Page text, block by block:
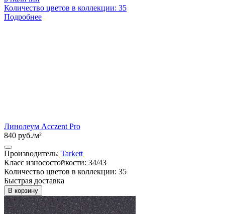
Количество цветов в коллекции: 35
Подробнее
Линолеум Acczent Pro
840 руб./м²
Производитель: Tarkett
Класс износостойкости: 34/43
Количество цветов в коллекции: 35
Быстрая доставка
В корзину